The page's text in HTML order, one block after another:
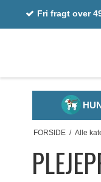
Fri fragt over
FORSIDE / Alle